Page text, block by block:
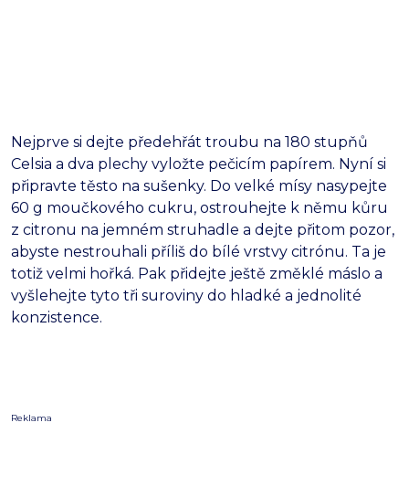
Nejprve si dejte předehřát troubu na 180 stupňů
Celsia a dva plechy vyložte pečicím papírem. Nyní si
připravte těsto na sušenky. Do velké mísy nasypejte
60 g moučkového cukru, ostrouhejte k němu kůru
z citronu na jemném struhadle a dejte přitom pozor,
abyste nestrouhali příliš do bílé vrstvy citrónu. Ta je
totiž velmi hořká. Pak přidejte ještě změklé máslo a
vyšlehejte tyto tři suroviny do hladké a jednolité
konzistence.
Reklama